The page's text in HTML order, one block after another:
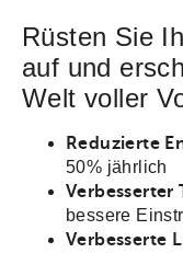
Rüsten Sie
auf und
Welt voller
Reduzierte
50% jährlich
bessere
Verbesserte